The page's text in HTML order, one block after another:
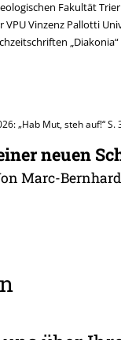
Fakultät
VPU Vinzenz Pallotti
„Hab Mut, steh auf!“ S.
neuen
Marc-